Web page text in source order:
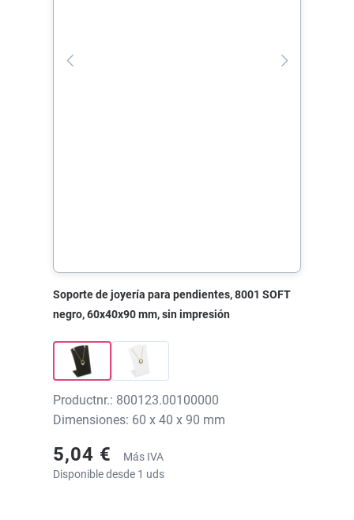
Soporte de joyería para pendientes, 8001 SOFT
negro, 60x40x90 mm, sin impresión
Productnr.: 800123.00100000
Dimensiones: 60 x 40 x 90 mm
5,04 €
Más IVA
Disponible desde 1 uds